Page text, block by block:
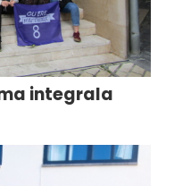
integrala